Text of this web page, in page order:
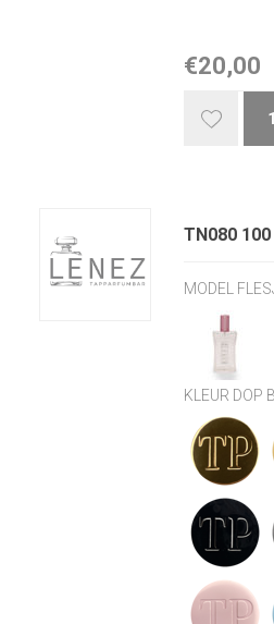
€20,00
TN080
MODEL
KLEUR DOP